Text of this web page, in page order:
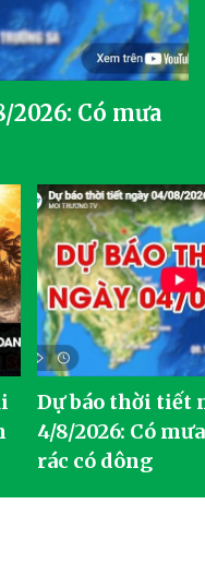
Có mưa
Dự báo thời tiết
4/8/2026: Có
rác có dông